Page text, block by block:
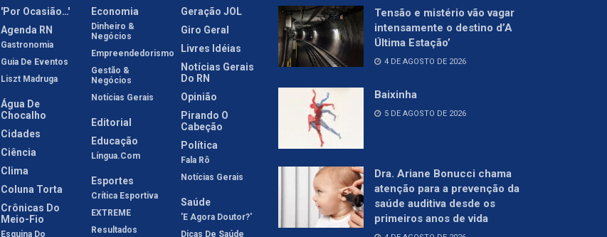
'Por Ocasião…'
Agenda RN
Gastronomia
Guia De Eventos
Liszt Madruga
Água De
Chocalho
Cidades
Ciência
Clima
Coluna Torta
Crônicas Do
Meio-Fio
Esquina Do
Economia
Dinheiro &
Negócios
Empreendedorismo
Gestão &
Negócios
Notícias Gerais
Editorial
Educação
Língua.com
Esportes
Crítica Esportiva
EXTREME
Resultados
Geração JOL
Giro Geral
Livres Idéias
Notícias Gerais
Do RN
Opinião
Pirando O
Cabeção
Política
Fala Rô
Notícias Gerais
Saúde
'E Agora Doutor?'
Dicas De Saúde
Tensão e mistério vão vagar
intensamente o destino d’A
Última Estação’
4 DE AGOSTO DE 2026
Baixinha
5 DE AGOSTO DE 2026
Dra. Ariane Bonucci chama
atenção para a prevenção da
saúde auditiva desde os
primeiros anos de vida